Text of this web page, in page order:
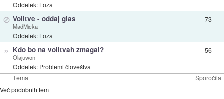
Tema Sporočila
Oddelek: Loža
⊘ Volitve - oddaj glas
MadMicka
Oddelek: Loža
73
» Kdo bo na volitvah zmagal?
Olajuwon
Oddelek: Problemi človeštva
56
Več podobnih tem